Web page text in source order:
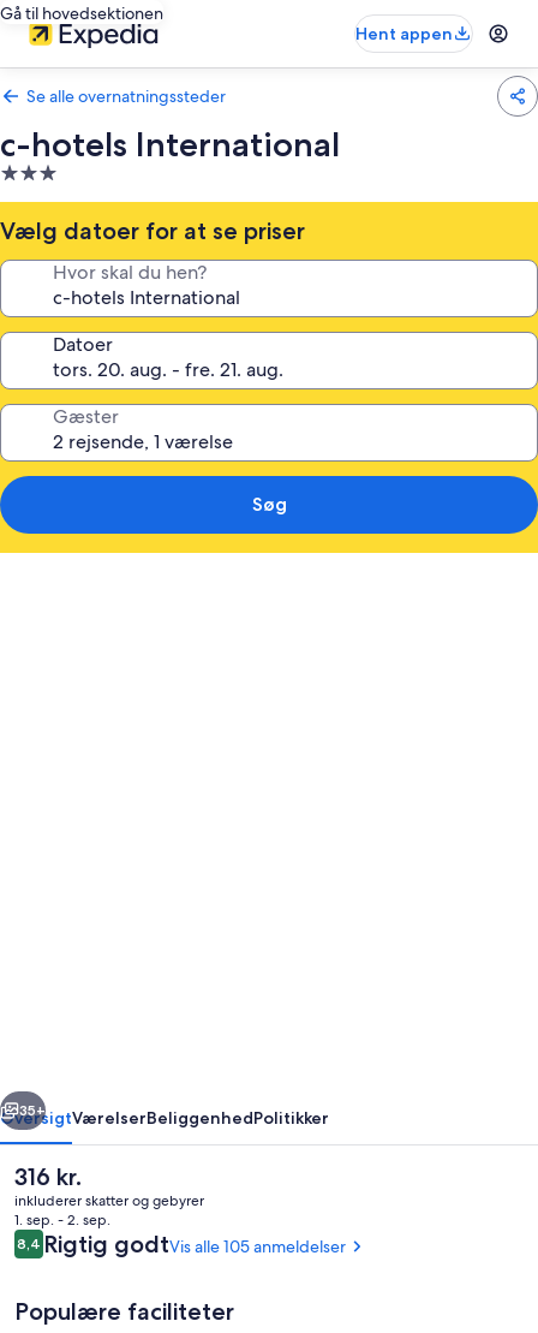
Gå til hovedsektionen
Hent appen
Se alle overnatningssteder
c-hotels International
3.0-
stjernet
overnatningssted
Vælg datoer for at se priser
Hvor skal du hen?
Datoer
Gæster
Søg
Næste
35+
OversigtVærelserBeliggenhedPolitikker
Den
nuværende
pris
er
316 kr.
316 kr.
inkluderer skatter og gebyrer
1. sep. - 2. sep.
Anmeldelser
8,48,4 ud af 10.
Rigtig godtVis alle 105 anmeldelser
Populære faciliteter